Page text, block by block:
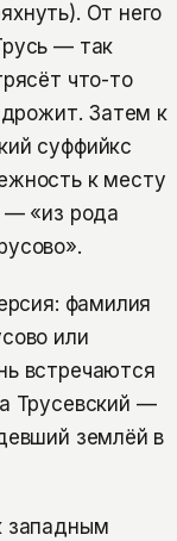
От него
— так
что-то
дрожит. Затем к
суффийкс
к месту
— «из рода
фамилия
или
встречаются
Трусевский —
землёй в
западным